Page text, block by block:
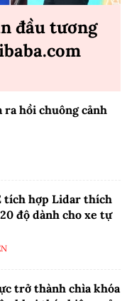
đầu tương
ra hồi chuông cảnh
tích hợp Lidar thích
độ dành cho xe tự
trở thành chìa khóa